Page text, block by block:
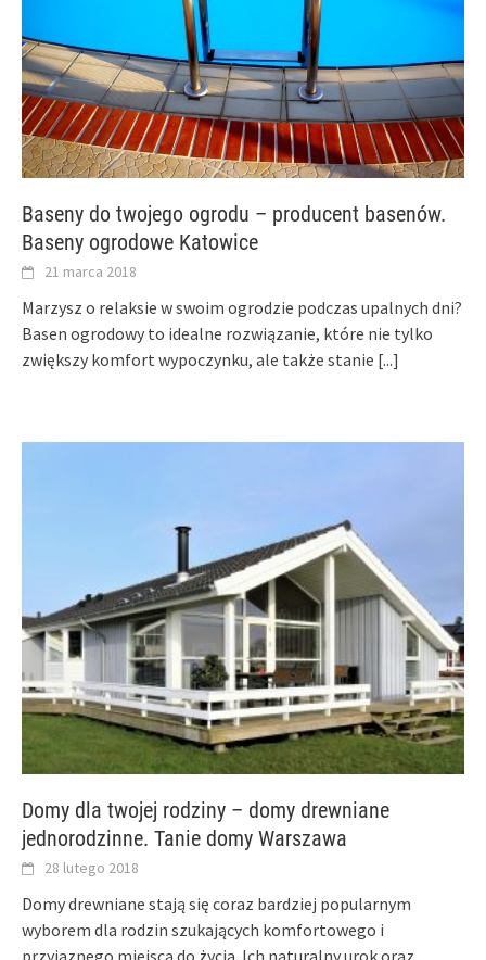
Baseny do twojego ogrodu – producent basenów.
Baseny ogrodowe Katowice
21 marca 2018
Marzysz o relaksie w swoim ogrodzie podczas upalnych dni?
Basen ogrodowy to idealne rozwiązanie, które nie tylko
zwiększy komfort wypoczynku, ale także stanie [...]
Domy dla twojej rodziny – domy drewniane
jednorodzinne. Tanie domy Warszawa
28 lutego 2018
Domy drewniane stają się coraz bardziej popularnym
wyborem dla rodzin szukających komfortowego i